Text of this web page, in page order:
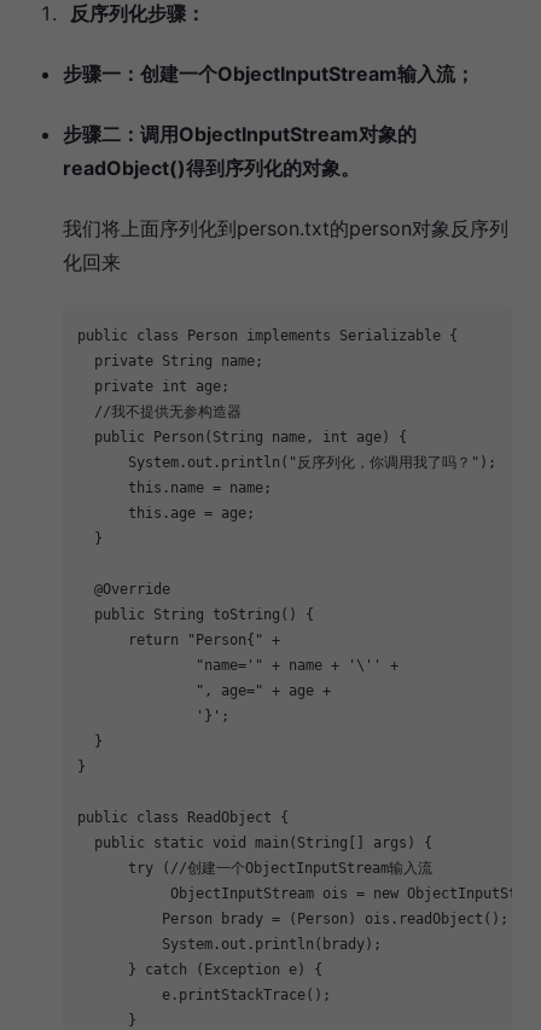
反序列化步骤：
步骤一：创建一个ObjectInputStream输入流；
步骤二：调用ObjectInputStream对象的
readObject()得到序列化的对象。
我们将上面序列化到person.txt的person对象反序列
化回来
public class Person implements Serializable {
private String name;
private int age;
//我不提供无参构造器
public
Person (String name, int age)
{
System.out.println( "反序列化，你调用我了吗？" );
this .name = name;
this .age = age;
}
@Override
public String toString ()
{
return
"Person{"
+
"name='"
+ name + '\''
+
", age="
+ age +
'}' ;
}
}
public class ReadObject
{
public
static void main (String[] args)
{
try ( //创建一个ObjectInputStream输入流
ObjectInputStream ois = new
Person brady = (Person) ois.readObject();
System.out.println(brady);
} catch (Exception e) {
e.printStackTrace();
}